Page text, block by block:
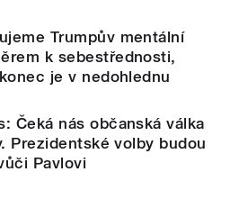
Trumpův mentální
k sebestřednosti,
je v nedohlednu
Čeká nás občanská válka
Prezidentské volby budou
Pavlovi